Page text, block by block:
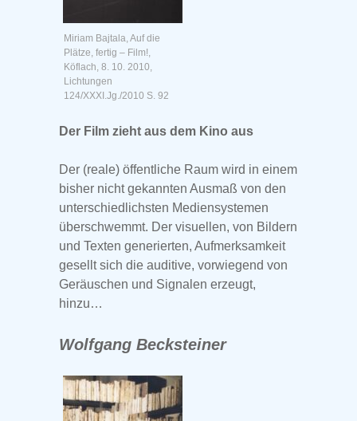
Miriam Bajtala, Auf die
Plätze, fertig – Film!,
Köflach, 8. 10. 2010,
Lichtungen
124/XXXI.Jg./2010 S. 92
Der Film zieht aus dem Kino aus
Der (reale) öffentliche Raum wird in einem
bisher nicht gekannten Ausmaß von den
unterschiedlichsten Mediensystemen
überschwemmt. Der visuellen, von Bildern
und Texten generierten, Aufmerksamkeit
gesellt sich die auditive, vorwiegend von
Geräuschen und Signalen erzeugt,
hinzu…
Wolfgang Becksteiner